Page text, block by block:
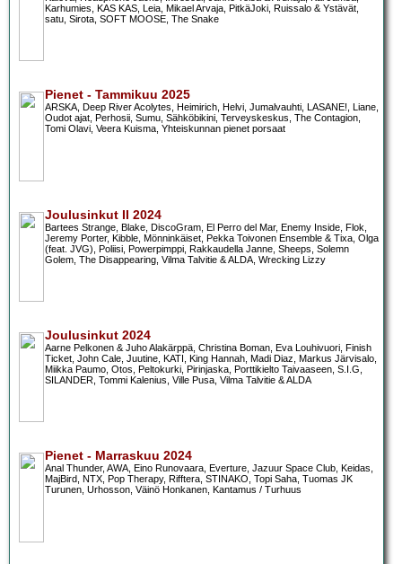
Karhumies, KAS KAS, Leia, Mikael Arvaja, PitkäJoki, Ruissalo & Ystävät,
satu, Sirota, SOFT MOOSE, The Snake
Pienet - Tammikuu 2025
ARSKA, Deep River Acolytes, Heimirich, Helvi, Jumalvauhti, LASANE!, Liane,
Oudot ajat, Perhosii, Sumu, Sähköbikini, Terveyskeskus, The Contagion,
Tomi Olavi, Veera Kuisma, Yhteiskunnan pienet porsaat
Joulusinkut II 2024
Bartees Strange, Blake, DiscoGram, El Perro del Mar, Enemy Inside, Flok,
Jeremy Porter, Kibble, Mönninkäiset, Pekka Toivonen Ensemble & Tixa, Olga
(feat. JVG), Poliisi, Powerpimppi, Rakkaudella Janne, Sheeps, Solemn
Golem, The Disappearing, Vilma Talvitie & ALDA, Wrecking Lizzy
Joulusinkut 2024
Aarne Pelkonen & Juho Alakärppä, Christina Boman, Eva Louhivuori, Finish
Ticket, John Cale, Juutine, KATI, King Hannah, Madi Diaz, Markus Järvisalo,
Miikka Paumo, Otos, Peltokurki, Pirinjaska, Porttikielto Taivaaseen, S.I.G,
SILANDER, Tommi Kalenius, Ville Pusa, Vilma Talvitie & ALDA
Pienet - Marraskuu 2024
Anal Thunder, AWA, Eino Runovaara, Everture, Jazuur Space Club, Keidas,
MajBird, NTX, Pop Therapy, Rifftera, STINAKO, Topi Saha, Tuomas JK
Turunen, Urhosson, Väinö Honkanen, Kantamus / Turhuus